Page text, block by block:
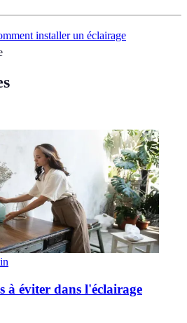
installer un éclairage
à éviter dans l'éclairage